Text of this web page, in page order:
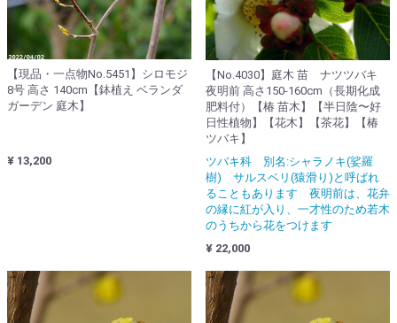
【現品・一点物No.5451】シロモジ
8号 高さ 140cm【鉢植え ベランダ
ガーデン 庭木】
¥ 13,200
【No.4030】庭木 苗 ナツツバキ
夜明前 高さ150-160cm（長期化成
肥料付）【椿 苗木】【半日陰〜好
日性植物】【花木】【茶花】【椿
ツバキ】
ツバキ科 別名:シャラノキ(娑羅
樹) サルスベリ(猿滑り)と呼ばれ
ることもあります 夜明前は、花弁
の縁に紅が入り、一才性のため若木
のうちから花をつけます
¥ 22,000